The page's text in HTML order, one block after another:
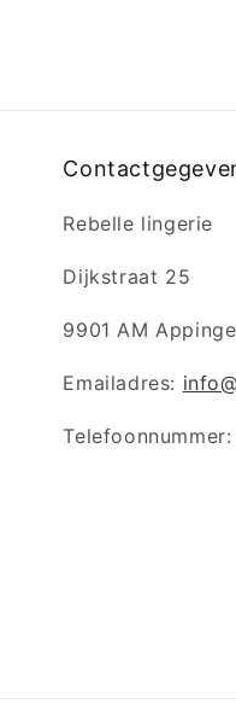
Rebelle lingerie
Dijkstraat 25
9901 AM
Emailadres:
Telefoonnummer: